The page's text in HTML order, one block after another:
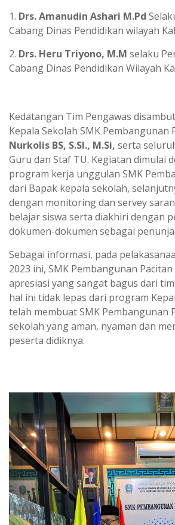
1. Drs. Amanudin Ashari M.Pd
Cabang Dinas Pendidikan wilayah
2. Drs. Heru Triyono, M.M selaku
Cabang Dinas Pendidikan Wilayah
Kedatangan Tim Pengawas
Kepala Sekolah SMK Pembangunan
Nurkolis BS, S.SI., M.Si, serta
Guru dan Staf TU. Kegiatan dimulai
program kerja unggulan SMK
dari Bapak kepala sekolah,
dengan monitoring dan servey
belajar siswa serta diakhiri dengan
dokumen-dokumen sebagai
Sebagai informasi, pada
2023 ini, SMK Pembangunan
apresiasi yang sangat bagus dari
hal ini tidak lepas dari program
telah membuat SMK Pembangunan
sekolah yang aman, nyaman dan
peserta didiknya.